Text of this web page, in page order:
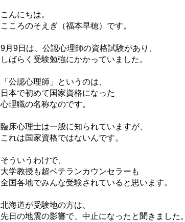
こんにちは。
こころのそえぎ（福本早穂）です。
9月9日は、公認心理師の資格試験があり、
しばらく受験勉強にかかっていました。
「公認心理師」というのは、
日本で初めて国家資格になった
心理職の名称なのです。
臨床心理士は一般に知られていますが、
これは国家資格ではないんです。
そういうわけで、
大学教授も超ベテランカウンセラーも
全国各地でみんな受験されていると思います。
北海道が受験地の方は、
先日の地震の影響で、中止になったと聞きました。